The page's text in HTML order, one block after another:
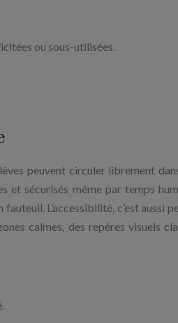
ou sous-utilisées.
peuvent circuler librement
et sécurisés même par temps
L’accessibilité, c’est aussi
calmes, des repères visuels